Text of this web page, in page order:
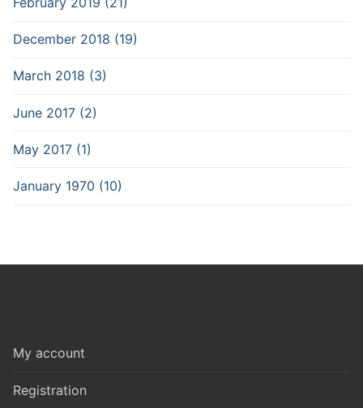
December 2018 (19)
March 2018 (3)
June 2017 (2)
May 2017 (1)
January 1970 (10)
My account
Registration